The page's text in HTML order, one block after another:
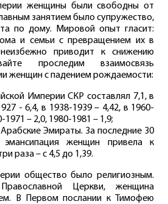
женщины были свободны от
занятием было супружество,
по дому. Мировой опыт гласит:
и семьи с превращением их в
приводит к снижению
проследим взаимосвязь
женщин с падением рождаемости:
Империи СКР составлял 7,1, в
- 6,4, в 1938-1939 – 4,42, в 1960-
1971 – 2,0, 1980-1981 – 1,9;
Эмираты. За последние 30
женщин привела к
раза – с 4,5 до 1,39.
общество было религиозным.
Церкви, женщина
В Первом послании к Тимофею